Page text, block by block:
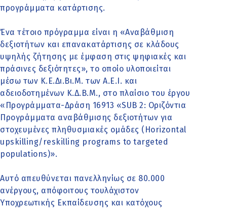
προγράμματα κατάρτισης.
Ένα τέτοιο πρόγραμμα είναι η «Αναβάθμιση
δεξιοτήτων και επανακατάρτισης σε κλάδους
υψηλής ζήτησης με έμφαση στις ψηφιακές και
πράσινες δεξιότητες», το οποίο υλοποιείται
μέσω των Κ.Ε.Δι.Βι.Μ. των Α.Ε.Ι. και
αδειοδοτημένων Κ.Δ.Β.Μ., στο πλαίσιο του έργου
«Προγράμματα-Δράση 16913 «SUB 2: Οριζόντια
Προγράμματα αναβάθμισης δεξιοτήτων για
στοχευμένες πληθυσμιακές ομάδες (Horizontal
upskilling/reskilling programs to targeted
populations)».
Αυτό απευθύνεται πανελληνίως σε 80.000
ανέργους, απόφοιτους τουλάχιστον
Υποχρεωτικής Εκπαίδευσης και κατόχους